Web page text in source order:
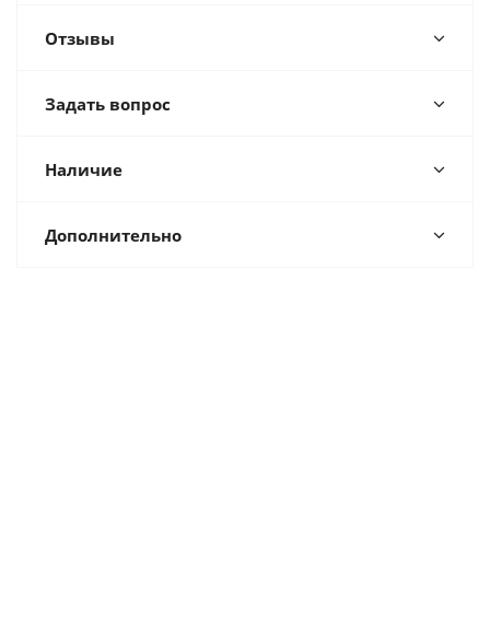
Отзывы
Задать вопрос
Наличие
Дополнительно